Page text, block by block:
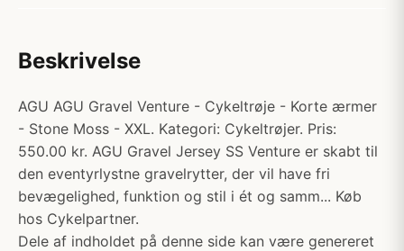
Beskrivelse
AGU AGU Gravel Venture - Cykeltrøje - Korte ærmer
- Stone Moss - XXL. Kategori: Cykeltrøjer. Pris:
550.00 kr. AGU Gravel Jersey SS Venture er skabt til
den eventyrlystne gravelrytter, der vil have fri
bevægelighed, funktion og stil i ét og samm... Køb
hos Cykelpartner.
Dele af indholdet på denne side kan være genereret